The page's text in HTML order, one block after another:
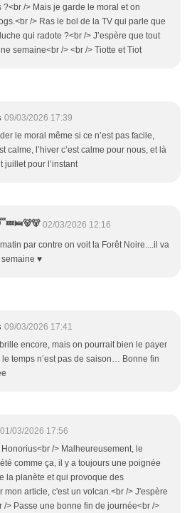
?<br /> Mais je garde le moral et on
/> Ras le bol de la TV qui parle que
qui radote ?<br /> J’espère que tout
semaine<br /> <br /> Tiotte et Tiot
09/03/2026 17:39
le moral même si ce n’est pas facile,
calme, l’hiver c’est calme pour nous, et là
juillet pour l’instant
02/03/2026 12:16
par contre on voit la Forêt Noire....il va
♥️
09/03/2026 17:41
encore, mais on pourrait bien le payer
le temps n’est pas de saison… Bonne fin
01/03/2026 17:56
/> Malheureusement, le
comme ça, il y a toujours une poignée
la planète et qui provoque des
mon article, c'est un volcan.<br /> J'espère
/> Passe une bonne fin de journée<br />